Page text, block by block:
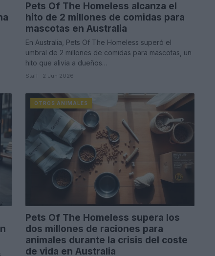
Pets Of The Homeless alcanza el
hito de 2 millones de comidas para
mascotas en Australia
En Australia, Pets Of The Homeless superó el
umbral de 2 millones de comidas para mascotas, un
hito que alivia a dueños…
Staff · 2 Jun 2026
OTROS ANIMALES
Pets Of The Homeless supera los
dos millones de raciones para
animales durante la crisis del coste
de vida en Australia